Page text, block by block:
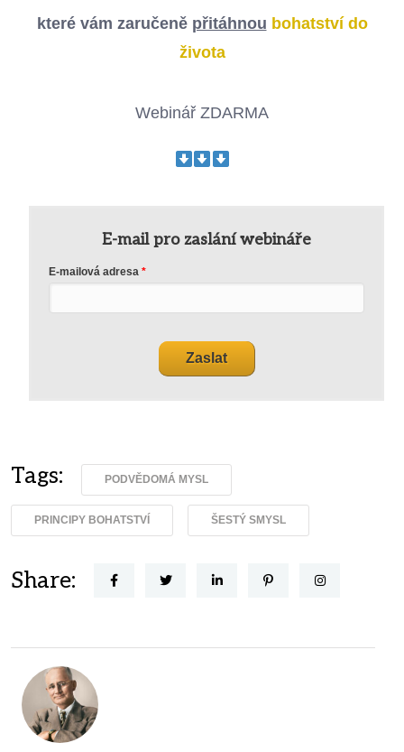
které vám zaručeně přitáhnou bohatství do
života
Webinář ZDARMA
E-mail pro zaslání webináře
E-mailová adresa
Zaslat
Tags: PODVĚDOMÁ MYSL
PRINCIPY BOHATSTVÍ ŠESTÝ SMYSL
Share: